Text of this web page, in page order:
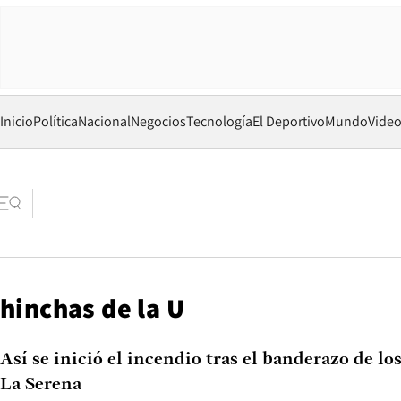
InicioPolíticaNacionalNegociosTecnologíaEl DeportivoMundo
hinchas de la U
Así se inició el incendio tras el banderazo de
La Serena